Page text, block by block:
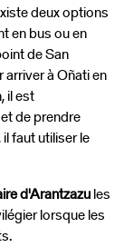
deux options
en bus ou en
de San
arriver à Oñati en
il est
de prendre
faut utiliser le
d'Arantzazules
lorsque les